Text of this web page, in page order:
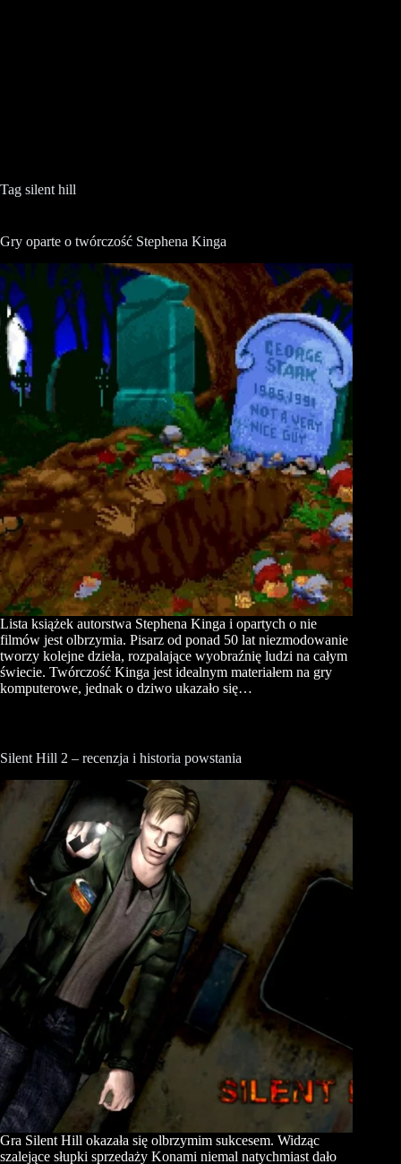
Tag silent hill
Gry oparte o twórczość Stephena Kinga
Lista książek autorstwa Stephena Kinga i opartych o nie
filmów jest olbrzymia. Pisarz od ponad 50 lat niezmodowanie
tworzy kolejne dzieła, rozpalające wyobraźnię ludzi na całym
świecie. Twórczość Kinga jest idealnym materiałem na gry
komputerowe, jednak o dziwo ukazało się…
Silent Hill 2 – recenzja i historia powstania
Gra Silent Hill okazała się olbrzymim sukcesem. Widząc
szalejące słupki sprzedaży Konami niemal natychmiast dało